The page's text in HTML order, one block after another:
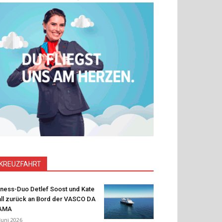
KREUZFAHRT
Duo Detlef Soost und Kate
zurück an Bord der VASCO DA
2026